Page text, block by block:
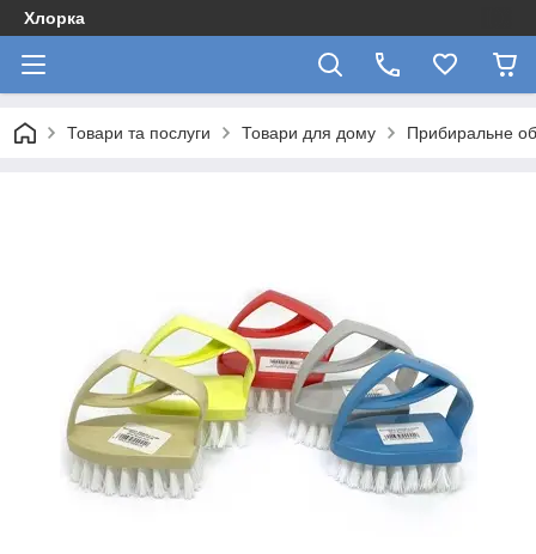
Хлорка
Товари та послуги Товари для дому Прибиральне